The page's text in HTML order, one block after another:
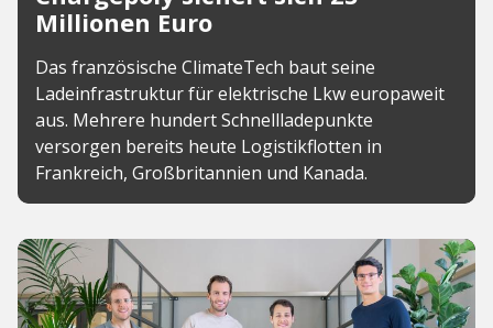
Millionen Euro
Das französische ClimateTech baut seine
Ladeinfrastruktur für elektrische Lkw europaweit
aus. Mehrere hundert Schnellladepunkte
versorgen bereits heute Logistikflotten in
Frankreich, Großbritannien und Kanada.